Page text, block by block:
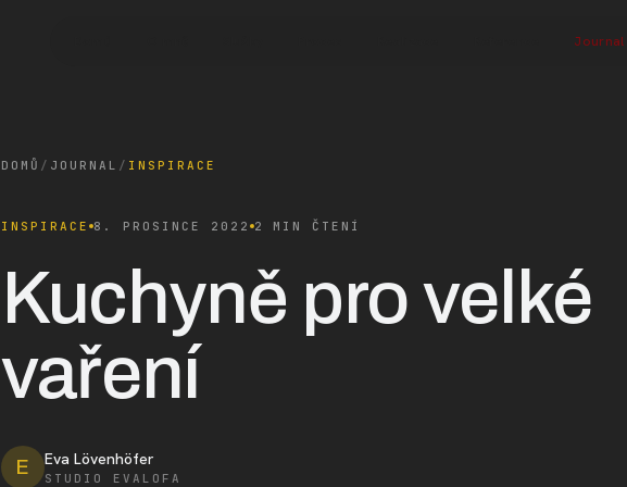
Journal
DOMŮ / JOURNAL / INSPIRACE
INSPIRACE 8. PROSINCE 2022 2 MIN ČTENÍ
Kuchyně pro velké
vaření
E Eva Lövenhöfer
STUDIO EVALOFA